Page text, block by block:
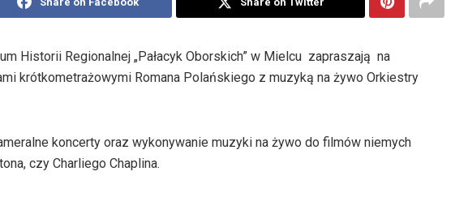
Historii Regionalnej „Pałacyk Oborskich” w Mielcu zapraszają na
krótkometrażowymi Romana Polańskiego z muzyką na żywo Orkiestry
koncerty oraz wykonywanie muzyki na żywo do filmów niemych
czy Charliego Chaplina.